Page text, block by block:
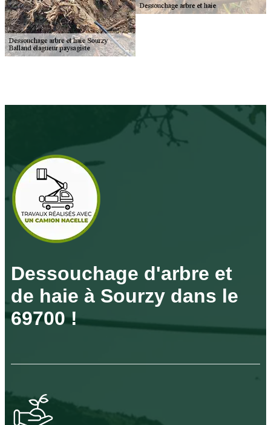
Dessouchage d'arbre et
de haie à Sourzy dans le
69700 !